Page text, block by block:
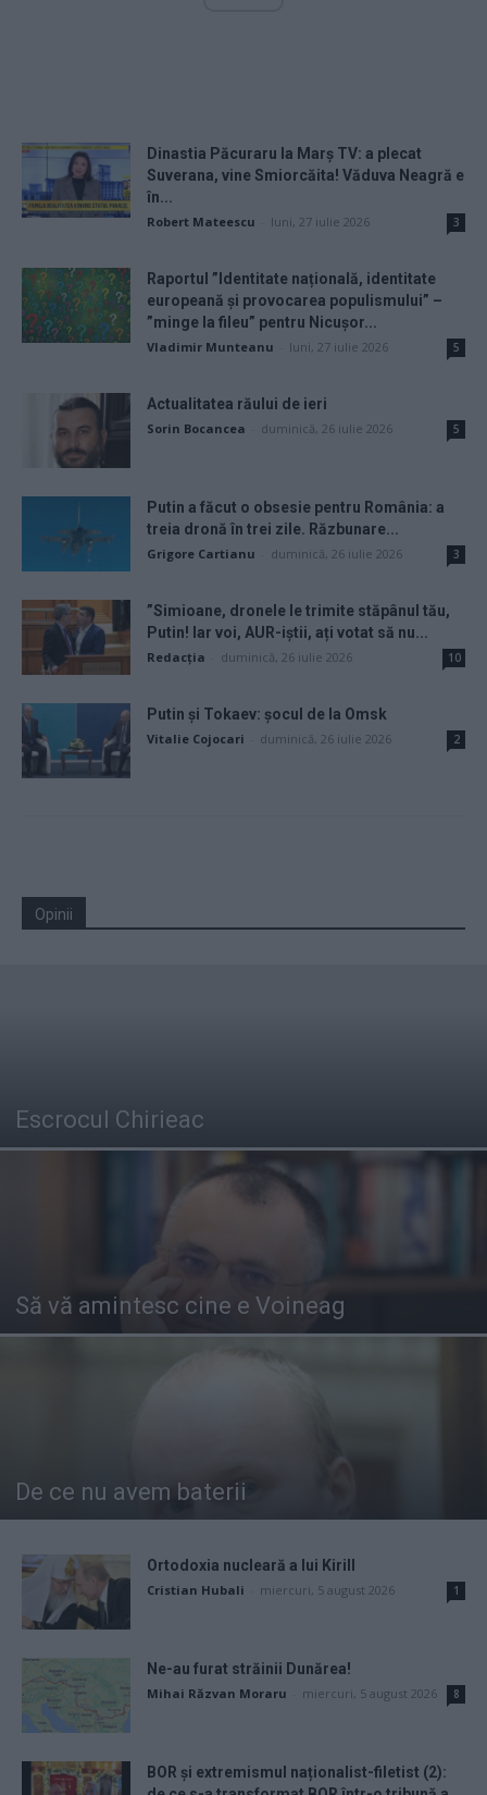
Dinastia Păcuraru la Marș TV: a plecat
Suverana, vine Smiorcăita! Văduva Neagră e
în...
Robert Mateescu luni, 27 iulie 2026 3
Raportul ”Identitate națională, identitate
europeană și provocarea populismului” –
”minge la fileu” pentru Nicușor...
Vladimir Munteanu luni, 27 iulie 2026 5
Actualitatea răului de ieri
Sorin Bocancea duminică, 26 iulie 2026 5
Putin a făcut o obsesie pentru România: a
treia dronă în trei zile. Răzbunare...
Grigore Cartianu duminică, 26 iulie 2026 3
”Simioane, dronele le trimite stăpânul tău,
Putin! Iar voi, AUR-iștii, ați votat să nu...
Redacţia duminică, 26 iulie 2026 10
Putin și Tokaev: șocul de la Omsk
Vitalie Cojocari duminică, 26 iulie 2026 2
Opinii
Escrocul Chirieac
Să vă amintesc cine e Voineag
De ce nu avem baterii
Ortodoxia nucleară a lui Kirill
Cristian Hubali miercuri, 5 august 2026 1
Ne-au furat străinii Dunărea!
Mihai Răzvan Moraru miercuri, 5 august 2026 8
BOR și extremismul naționalist-filetist (2):